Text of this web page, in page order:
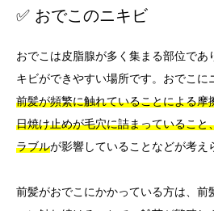
✅ おでこのニキビ
おでこは皮脂腺が多く集まる部位であ
キビができやすい場所です。おでこに
前髪が頻繁に触れていることによる摩
日焼け止めが毛穴に詰まっていること
ラブルが影響していることなどが考え
前髪がおでこにかかっている方は、前